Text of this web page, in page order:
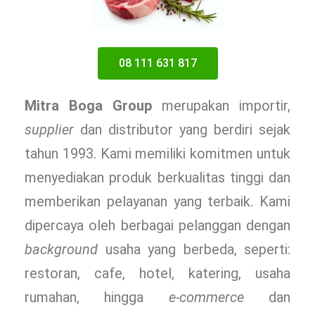
08 111 631 817
Mitra Boga Group merupakan importir,
supplier dan distributor yang berdiri sejak
tahun 1993. Kami memiliki komitmen untuk
menyediakan produk berkualitas tinggi dan
memberikan pelayanan yang terbaik. Kami
dipercaya oleh berbagai pelanggan dengan
background usaha yang berbeda, seperti:
restoran, cafe, hotel, katering, usaha
rumahan, hingga e-commercedan